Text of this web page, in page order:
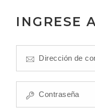
INGRESE